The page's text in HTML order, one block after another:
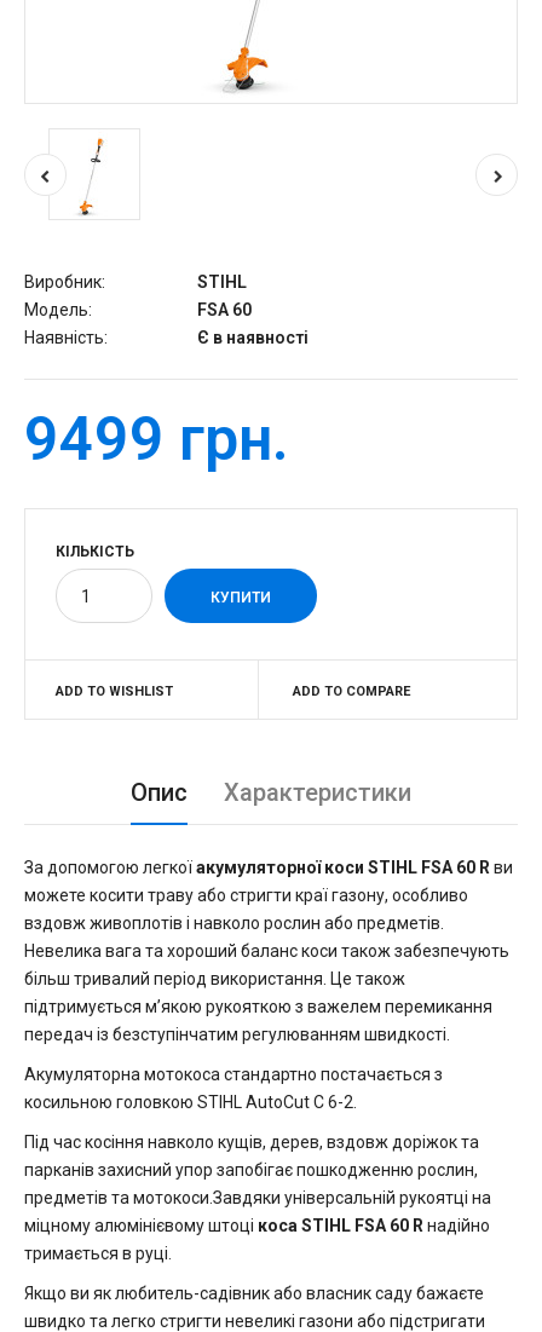
Виробник:
STIHL
Модель:
FSA 60
Наявність:
Є в наявності
9499 грн.
КІЛЬКІСТЬ
ADD TO WISHLIST ADD TO COMPARE
Опис Характеристики
За допомогою легкоїакумуляторної коси STIHL FSA 60 R ви
можете косити траву або стригти краї газону, особливо
вздовж живоплотів і навколо рослин або предметів.
Невелика вага та хороший баланс коси також забезпечують
більш тривалий період використання. Це також
підтримується м’якою рукояткою з важелем перемикання
передач із безступінчатим регулюванням швидкості.
Акумуляторна мотокоса стандартно постачається з
косильною головкою STIHL AutoCut C 6-2.
Під час косіння навколо кущів, дерев, вздовж доріжок та
парканів захисний упор запобігає пошкодженню рослин,
предметів та мотокоси.Завдяки універсальній рукоятці на
міцному алюмінієвому штоці коса STIHL FSA 60 R надійно
тримається в руці.
Якщо ви як любитель-садівник або власник саду бажаєте
швидко та легко стригти невеликі газони або підстригати